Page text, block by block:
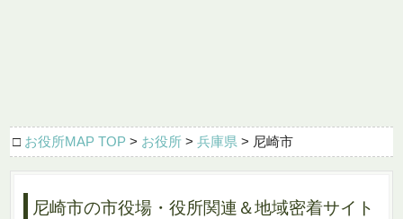
□ お役所MAP TOP > お役所 >兵庫県 > 尼崎市
尼崎市の市役場・役所関連＆地域密着サイト